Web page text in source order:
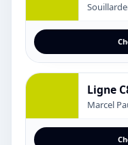
Ligne
Marcel